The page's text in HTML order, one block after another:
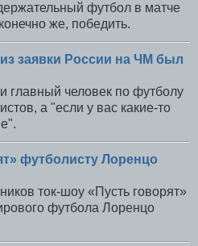
футбол в матче
же, победить.
заявки России на ЧМ был
главный человек по футболу
а "если у вас какие-то
футболисту Лоренцо
ток-шоу «Пусть говорят»
футбола Лоренцо